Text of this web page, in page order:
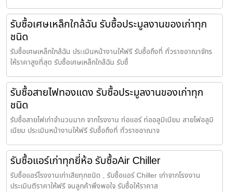
รับซื้อเศษเหล็กใกล้ฉัน รับซื้อประมูลงานของเก่าทุก
ชนิด
รับซื้อเศษเหล็กใกล้ฉัน ประเมินหน้างานให้ฟรี รับซื้อถึงที่ ทั่วราชอาณาจักร
ให้ราคาสูงที่สุด รับซื้อเศษเหล็กใกล้ฉัน รับซื้
รับซื้อสายไฟทองแดง รับซื้อประมูลงานของเก่าทุก
ชนิด
รับซื้อสายไฟเก่าจำนวนมาก จากโรงงาน ท่อแอร์ ท่ออลูมิเนียม สายไฟอลูมิ
เนียม ประเมินหน้างานให้ฟรี รับซื้อถึงที่ ทั่วราชอาณาจ
รับซื้อแอร์เก่าทุกยี่ห้อ รับซื้อAir Chiller
รับซื้อแอร์โรงงานเก่าเสียทุกชนิด , รับซื้อแอร์ Chiller เก่าจากโรงงาน
ประเมินตีราคาให้ฟรี จนลูกค้าพึงพอใจ รับซื้อให้ราคาส